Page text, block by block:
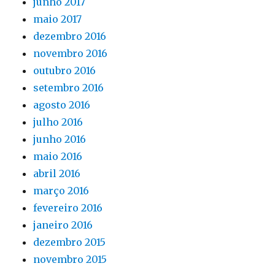
maio 2017
dezembro 2016
novembro 2016
outubro 2016
setembro 2016
agosto 2016
julho 2016
junho 2016
maio 2016
abril 2016
março 2016
fevereiro 2016
janeiro 2016
dezembro 2015
novembro 2015